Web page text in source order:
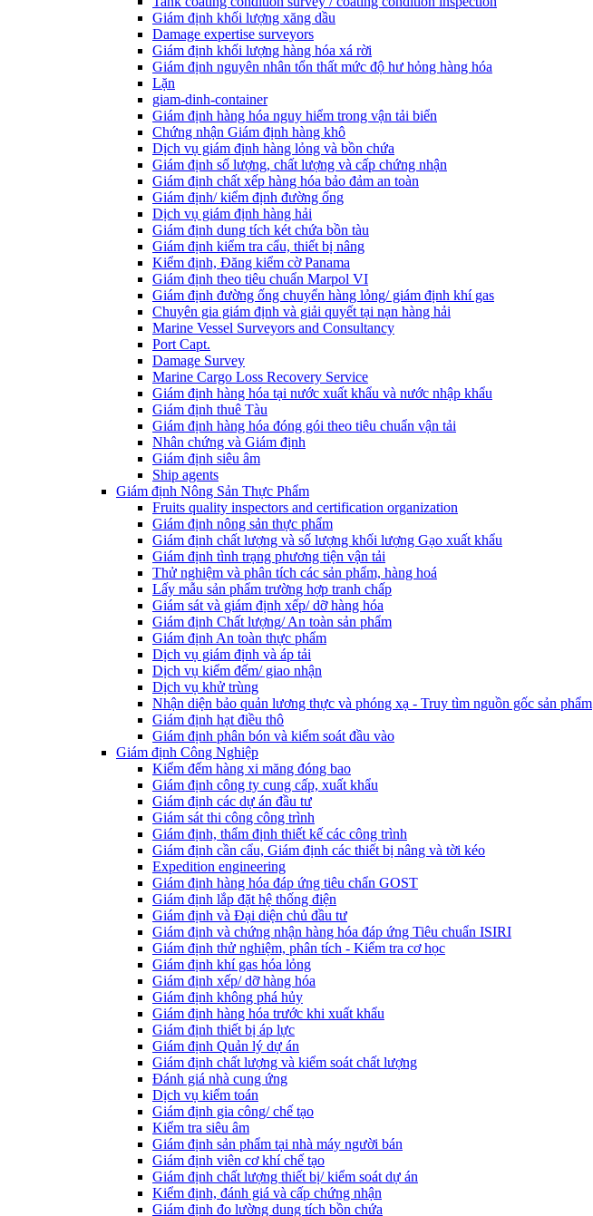
Giám định khối lượng xăng dầu
Damage expertise surveyors
Giám định khối lượng hàng hóa xá rời
Giám định nguyên nhân tổn thất mức độ hư hỏng hàng hóa
Lặn
giam-dinh-container
Giám định hàng hóa nguy hiểm trong vận tải biển
Chứng nhận Giám định hàng khô
Dịch vụ giám định hàng lỏng và bồn chứa
Giám định số lượng, chất lượng và cấp chứng nhận
Giám định chất xếp hàng hóa bảo đảm an toàn
Giám định/ kiểm định đường ống
Dịch vụ giám định hàng hải
Giám định dung tích két chứa bồn tàu
Giám định kiểm tra cẩu, thiết bị nâng
Kiểm định, Đăng kiểm cờ Panama
Giám định theo tiêu chuẩn Marpol VI
Giám định đường ống chuyển hàng lỏng/ giám định khí gas
Chuyên gia giám định và giải quyết tại nạn hàng hải
Marine Vessel Surveyors and Consultancy
Port Capt.
Damage Survey
Marine Cargo Loss Recovery Service
Giám định hàng hóa tại nước xuất khẩu và nước nhập khẩu
Giám định thuê Tàu
Giám định hàng hóa đóng gói theo tiêu chuẩn vận tải
Nhân chứng và Giám định
Giám định siêu âm
Ship agents
Giám định Nông Sản Thực Phẩm
Fruits quality inspectors and certification organization
Giám định nông sản thực phẩm
Giám định chất lượng và số lượng khối lượng Gạo xuất khẩu
Giám định tình trạng phương tiện vận tải
Thử nghiệm và phân tích các sản phẩm, hàng hoá
Lấy mẫu sản phẩm trường hợp tranh chấp
Giám sát và giám định xếp/ dỡ hàng hóa
Giám định Chất lượng/ An toàn sản phẩm
Giám định An toàn thực phẩm
Dịch vụ giám định và áp tải
Dịch vụ kiểm đếm/ giao nhận
Dịch vụ khử trùng
Nhận diện bảo quản lương thực và phóng xạ - Truy tìm nguồn gốc sản phẩm
Giám định hạt điều thô
Giám định phân bón và kiểm soát đầu vào
Giám định Công Nghiệp
Kiểm đếm hàng xi măng đóng bao
Giám định công ty cung cấp, xuất khẩu
Giám định các dự án đầu tư
Giám sát thi công công trình
Giám định, thẩm định thiết kế các công trình
Giám định cần cẩu, Giám định các thiết bị nâng và tời kéo
Expedition engineering
Giám định hàng hóa đáp ứng tiêu chẩn GOST
Giám định lắp đặt hệ thống điện
Giám định và Đại diện chủ đầu tư
Giám định và chứng nhận hàng hóa đáp ứng Tiêu chuẩn ISIRI
Giám định thử nghiệm, phân tích - Kiểm tra cơ học
Giám định khí gas hóa lỏng
Giám định xếp/ dỡ hàng hóa
Giám định không phá hủy
Giám định hàng hóa trước khi xuất khẩu
Giám định thiết bị áp lực
Giám định Quản lý dự án
Giám định chất lượng và kiểm soát chất lượng
Đánh giá nhà cung ứng
Dịch vụ kiểm toán
Giám định gia công/ chế tạo
Kiểm tra siêu âm
Giám định sản phẩm tại nhà máy người bán
Giám định viên cơ khí chế tạo
Giám định chất lượng thiết bị/ kiểm soát dự án
Kiểm định, đánh giá và cấp chứng nhận
Giám định đo lường dung tích bồn chứa